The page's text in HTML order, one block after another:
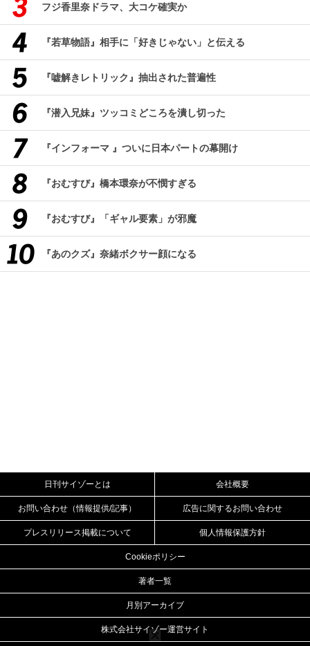
フジ香里奈ドラマ、大コケ確実か
『若草物語』相手に「好きじゃない」と伝える
『嘘解きレトリック』抽出された普遍性
『潜入兄妹』ツッコミどころを潰し切った
『インフォーマ 』ついに日本パートの幕開け
『おむすび』橋本環奈が不憫すぎる
『おむすび』「ギャル要素」が邪魔
『あのクズ』奈緒ボクサー顔になる
日刊サイゾーとは 会社概要
お問い合わせ（情報提供/記事） 広告に関するお問い合わせ
プレスリリース掲載について 個人情報保護方針
Cookieポリシー
著者一覧
月別アーカイブ
株式会社サイゾー運営サイト